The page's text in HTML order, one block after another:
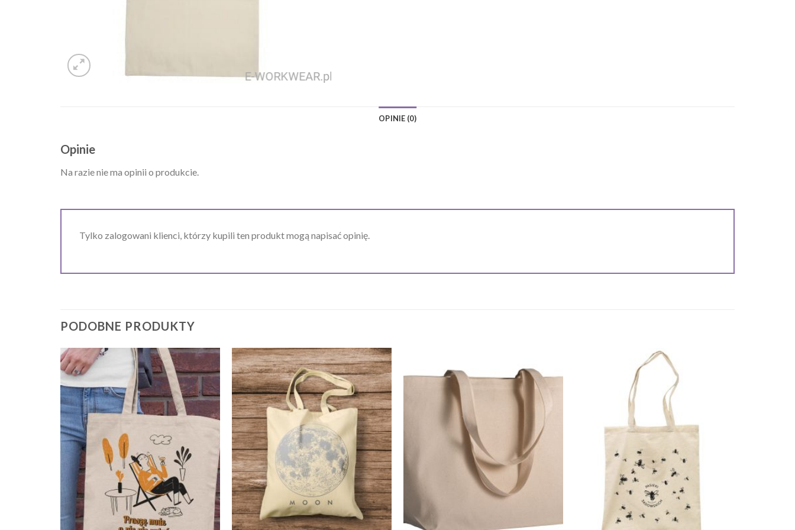
OPINIE (0)
Opinie
Na razie nie ma opinii o produkcie.
Tylko zalogowani klienci, którzy kupili ten produkt mogą napisać opinię.
PODOBNE PRODUKTY